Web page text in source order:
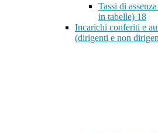
Tassi di
in tabelle) 18
Incarichi conferiti e
(dirigenti e non